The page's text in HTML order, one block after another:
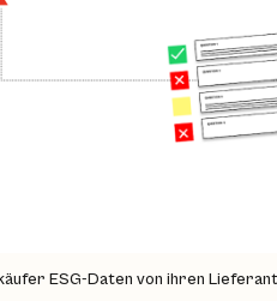
ESG-Daten von ihren